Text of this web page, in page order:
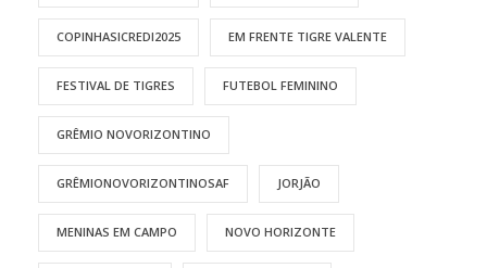
COPINHASICREDI2025 EM FRENTE TIGRE VALENTE
FESTIVAL DE TIGRES FUTEBOL FEMININO
GRÊMIO NOVORIZONTINO
GRÊMIONOVORIZONTINOSAF JORJÃO
MENINAS EM CAMPO NOVO HORIZONTE